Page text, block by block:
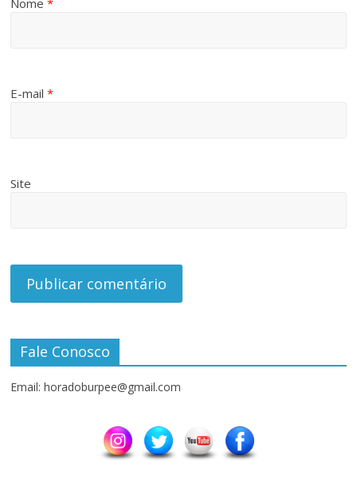
E-mail*
Site
Fale Conosco
Email: horadoburpee@gmail.com